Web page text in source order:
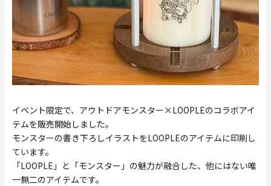
イベント限定で、アウトドアモンスター×LOOPLEのコラボアイ
テムを販売開始しました。
モンスターの書き下ろしイラストをLOOPLEのアイテムに印刷し
ています。
「LOOPLE」と「モンスター」の魅力が融合した、他にはない唯
一無二のアイテムです。